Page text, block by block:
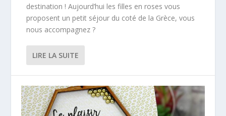
destination ! Aujourd’hui les filles en roses vous
proposent un petit séjour du coté de la Grèce, vous
nous accompagnez ?
LIRE LA SUITE